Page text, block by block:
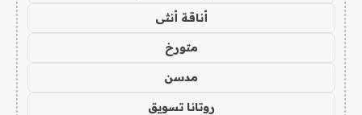
أناقة أنثى
متورخ
مدسن
روتانا تسويق